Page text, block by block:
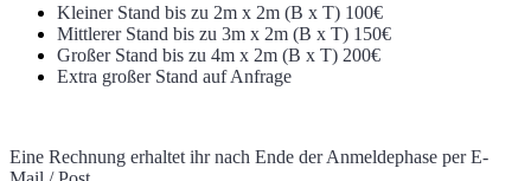
Kleiner Stand bis zu 2m x 2m (B x T) 100€
Mittlerer Stand bis zu 3m x 2m (B x T) 150€
Großer Stand bis zu 4m x 2m (B x T) 200€
Extra großer Stand auf Anfrage
Eine Rechnung erhaltet ihr nach Ende der Anmeldephase per E-